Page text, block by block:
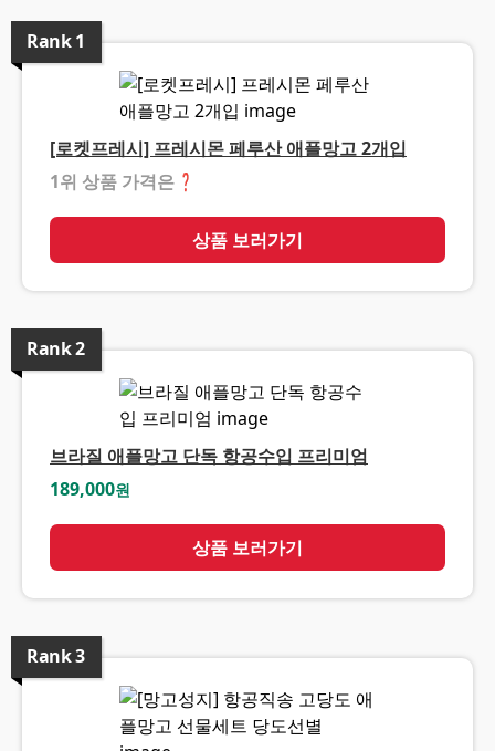
Rank1
[로켓프레시] 프레시몬 페루산 애플망고 2개입
1위 상품 가격은 ❓
상품 보러가기
Rank2
브라질 애플망고 단독 항공수입 프리미엄
189,000원
상품 보러가기
Rank3